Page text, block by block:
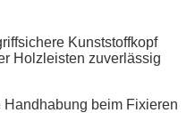
Kunststoffkopf
Holzleisten zuverlässig
Handhabung beim Fixieren